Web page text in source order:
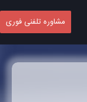
مشاوره تلفنی فوری